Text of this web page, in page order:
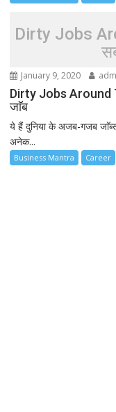
Dirty Jobs
January 9, 2020
Dirty Jobs Around
जाॅब
ये हैं दुनिया के अजब-गजब
अनेक...
Business Mantra Career